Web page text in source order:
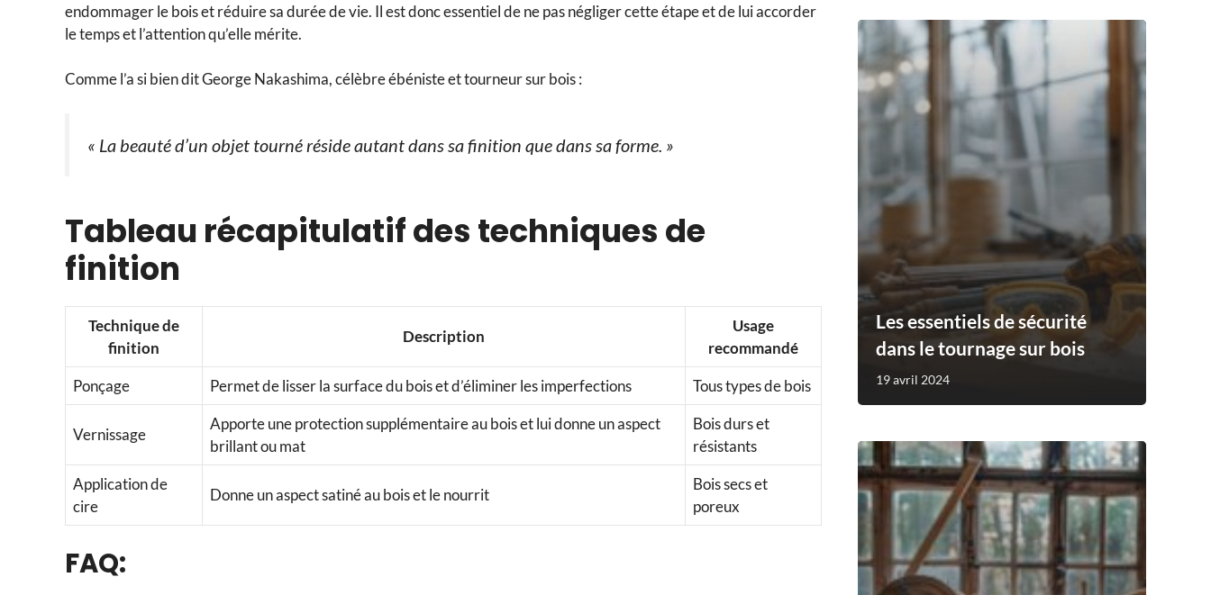
endommager le bois et réduire sa durée de vie. Il est donc essentiel de ne pas négliger cette étape et de lui accorder
le temps et l’attention qu’elle mérite.
Comme l’a si bien dit George Nakashima, célèbre ébéniste et tourneur sur bois :
« La beauté d’un objet tourné réside autant dans sa finition que dans sa forme. »
Tableau récapitulatif des techniques de
finition
Technique de
finition
Description
Usage
recommandé
Ponçage
Permet de lisser la surface du bois et d’éliminer les imperfections Tous types de bois
Vernissage
Apporte une protection supplémentaire au bois et lui donne un aspect
brillant ou mat
Bois durs et
résistants
Application de
cire
Donne un aspect satiné au bois et le nourrit
Bois secs et
poreux
FAQ:
Les essentiels de sécurité
dans le tournage sur bois
19 avril 2024